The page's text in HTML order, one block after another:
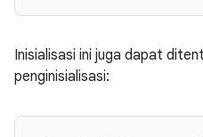
Inisialisasi ini juga dapat
penginisialisasi: